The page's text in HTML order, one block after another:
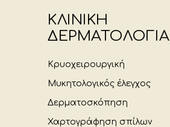
ΚΛΙΝΙΚΗ
ΔΕΡΜΑΤΟΛΟΓΙΑ
Κρυοχειρουργική
Μυκητολογικός έλεγχος
Δερματοσκόπηση
Χαρτογράφηση σπίλων